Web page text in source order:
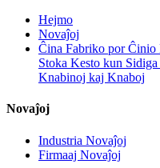
Hejmo
Novaĵoj
Ĉina Fabriko por
Stoka Kesto kun
Knabinoj kaj Knaboj
Novaĵoj
Industria Novaĵoj
Firmaaj Novaĵoj